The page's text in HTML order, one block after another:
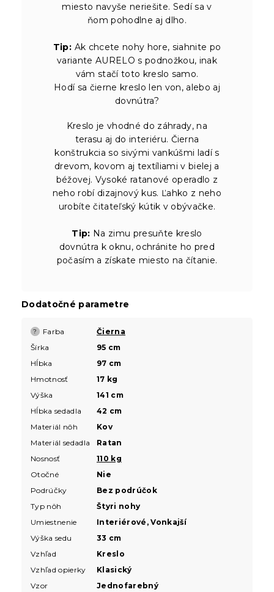
miesto navyše neriešite. Sedí sa v
ňom pohodlne aj dlho.
Tip: Ak chcete nohy hore, siahnite po
variante AURELO s podnožkou, inak
vám stačí toto kreslo samo.
Hodí sa čierne kreslo len von, alebo aj
dovnútra?
Kreslo je vhodné do záhrady, na
terasu aj do interiéru. Čierna
konštrukcia so sivými vankúšmi ladí s
drevom, kovom aj textíliami v bielej a
béžovej. Vysoké ratanové operadlo z
neho robí dizajnový kus. Ľahko z neho
urobíte čitateľský kútik v obývačke.
Tip: Na zimu presuňte kreslo
dovnútra k oknu, ochránite ho pred
počasím a získate miesto na čítanie.
Dodatočné parametre
? Farba
Čierna
Šírka
95 cm
Hĺbka
97 cm
Hmotnosť
17 kg
Výška
141 cm
Hĺbka sedadla
42 cm
Materiál nôh
Kov
Materiál sedadla
Ratan
Nosnosť
110 kg
Otočné
Nie
Podrúčky
Bez podrúčok
Typ nôh
Štyri nohy
Umiestnenie
Interiérové, Vonkajší
Výška sedu
33 cm
Vzhľad
Kreslo
Vzhľad opierky
Klasický
Vzor
Jednofarebný